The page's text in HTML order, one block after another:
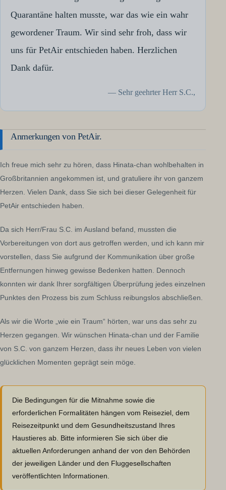
Quarantäne halten musste, war das wie ein wahr
gewordener Traum. Wir sind sehr froh, dass wir
uns für PetAir entschieden haben. Herzlichen
Dank dafür.
— Sehr geehrter Herr S.C.,
Anmerkungen von PetAir.
Ich freue mich sehr zu hören, dass Hinata-chan wohlbehalten in
Großbritannien angekommen ist, und gratuliere ihr von ganzem
Herzen. Vielen Dank, dass Sie sich bei dieser Gelegenheit für
PetAir entschieden haben.
Da sich Herr/Frau S.C. im Ausland befand, mussten die
Vorbereitungen von dort aus getroffen werden, und ich kann mir
vorstellen, dass Sie aufgrund der Kommunikation über große
Entfernungen hinweg gewisse Bedenken hatten. Dennoch
konnten wir dank Ihrer sorgfältigen Überprüfung jedes einzelnen
Punktes den Prozess bis zum Schluss reibungslos abschließen.
Als wir die Worte „wie ein Traum“ hörten, war uns das sehr zu
Herzen gegangen. Wir wünschen Hinata-chan und der Familie
von S.C. von ganzem Herzen, dass ihr neues Leben von vielen
glücklichen Momenten geprägt sein möge.
Die Bedingungen für die Mitnahme sowie die
erforderlichen Formalitäten hängen vom Reiseziel, dem
Reisezeitpunkt und dem Gesundheitszustand Ihres
Haustieres ab. Bitte informieren Sie sich über die
aktuellen Anforderungen anhand der von den Behörden
der jeweiligen Länder und den Fluggesellschaften
veröffentlichten Informationen.